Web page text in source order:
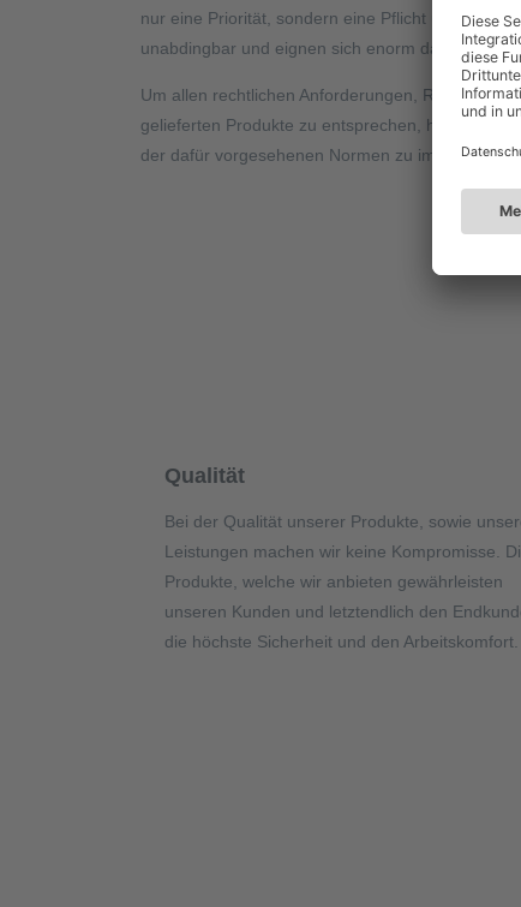
nur eine Priorität, sondern eine Pflicht uns
unabdingbar und eignen sich enorm dazu.
Um allen rechtlichen Anforderungen,
gelieferten Produkte zu entsprechen, haben wir
der dafür vorgesehenen Normen zu
Qualität
Bei der Qualität unserer Produkte, sowie
Leistungen machen wir keine Kompromisse.
Produkte, welche wir anbieten gewährleisten
unseren Kunden und letztendlich den
die höchste Sicherheit und den Arbeitskomfort.